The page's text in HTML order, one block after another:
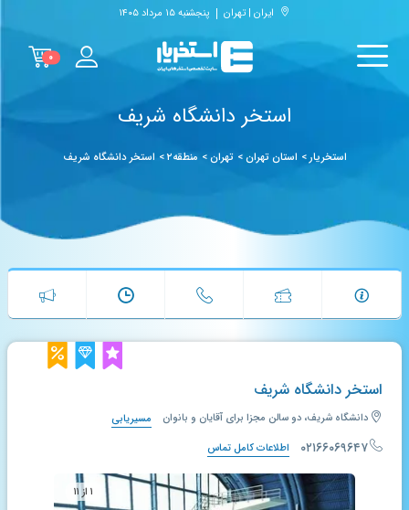
ایران | تهران پنجشنبه ۱۵ مرداد ۱۴۰۵
۰
استخر دانشگاه شریف
استخریار> استان تهران> تهران> منطقه۲ > استخر دانشگاه شریف
استخر دانشگاه شریف
دانشگاه شریف، دو سالن مجزا برای آقایان و بانوان مسیریابی
۰۲۱۶۶۰۶۹۶۴۷ اطلاعات کامل تماس
۱ از ۱۱